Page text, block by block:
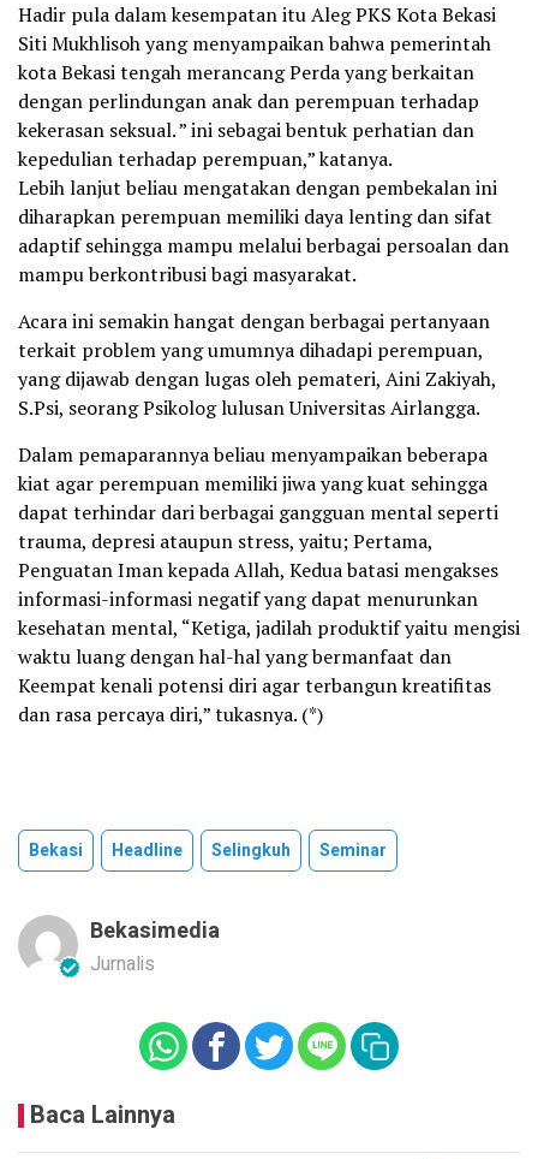
Hadir pula dalam kesempatan itu Aleg PKS Kota Bekasi
Siti Mukhlisoh yang menyampaikan bahwa pemerintah
kota Bekasi tengah merancang Perda yang berkaitan
dengan perlindungan anak dan perempuan terhadap
kekerasan seksual. ” ini sebagai bentuk perhatian dan
kepedulian terhadap perempuan,” katanya.
Lebih lanjut beliau mengatakan dengan pembekalan ini
diharapkan perempuan memiliki daya lenting dan sifat
adaptif sehingga mampu melalui berbagai persoalan dan
mampu berkontribusi bagi masyarakat.
Acara ini semakin hangat dengan berbagai pertanyaan
terkait problem yang umumnya dihadapi perempuan,
yang dijawab dengan lugas oleh pemateri, Aini Zakiyah,
S.Psi, seorang Psikolog lulusan Universitas Airlangga.
Dalam pemaparannya beliau menyampaikan beberapa
kiat agar perempuan memiliki jiwa yang kuat sehingga
dapat terhindar dari berbagai gangguan mental seperti
trauma, depresi ataupun stress, yaitu; Pertama,
Penguatan Iman kepada Allah, Kedua batasi mengakses
informasi-informasi negatif yang dapat menurunkan
kesehatan mental, “Ketiga, jadilah produktif yaitu mengisi
waktu luang dengan hal-hal yang bermanfaat dan
Keempat kenali potensi diri agar terbangun kreatifitas
dan rasa percaya diri,” tukasnya. (*)
Bekasi Headline Selingkuh Seminar
Bekasimedia
Jurnalis
Baca Lainnya